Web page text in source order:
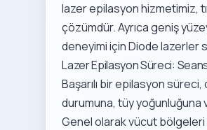
lazer epilasyon hizmetimiz,
çözümdür. Ayrıca geniş
deneyimiiçin Diode lazerler
Lazer Epilasyon Süreci: Seans
Başarılı bir epilasyon
durumuna, tüy yoğunluğuna
Genel olarak vücut